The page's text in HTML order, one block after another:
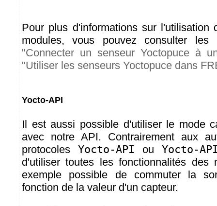
Pour plus d'informations sur l'utilisation
modules, vous pouvez consulter les
"Connecter un senseur Yoctopuce à
"Utiliser les senseurs Yoctopuce dans
Yocto-API
Il est aussi possible d'utiliser le mode
avec notre API. Contrairement aux
protocoles Yocto-API ou Yocto-
d'utiliser toutes les fonctionnalités des
exemple possible de commuter la
fonction de la valeur d'un capteur.